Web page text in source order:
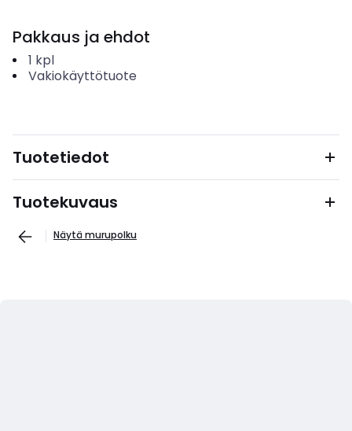
Pakkaus ja ehdot
1 kpl
Vakiokäyttötuote
Tuotetiedot
Tuotekuvaus
Näytä murupolku